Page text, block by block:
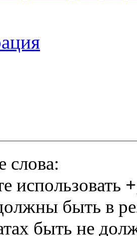
слова:
использовать +
быть в
быть не